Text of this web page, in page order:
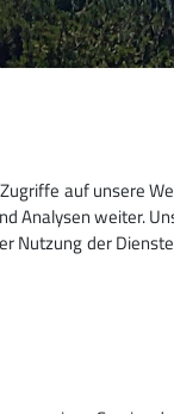
auf unsere
Analysen weiter.
Nutzung der